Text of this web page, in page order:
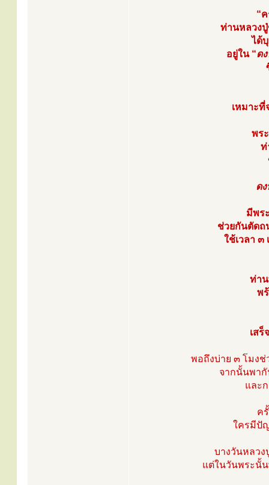
“
ท่านหลวงปู่
ได้
อยู่ใน “ด
เหมาะที่
พร
ท่
ด
มีพร
ช่วยกันตัดถ
ใช้เวลา ๓
ท่าน
พ
เสร็
พอถึงบ่าย ๓ โมง
จากนั้นพากั
และ
ค
ใครมีปั
บางวันหลวง
แต่ในวันพระนั้